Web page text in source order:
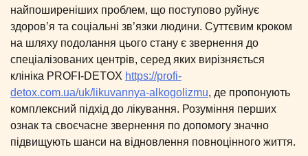
найпоширеніших проблем, що поступово руйнує
здоров’я та соціальні зв’язки людини. Суттєвим кроком
на шляху подолання цього стану є звернення до
спеціалізованих центрів, серед яких вирізняється
клініка PROFI-DETOX https://profi-
detox.com.ua/uk/likuvannya-alkogolizmu, де пропонують
комплексний підхід до лікування. Розуміння перших
ознак та своєчасне звернення по допомогу значно
підвищують шанси на відновлення повноцінного життя.